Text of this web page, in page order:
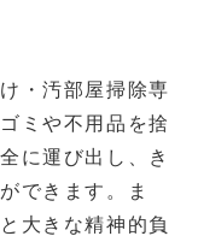
・汚部屋掃除専
ミや不用品を捨
に運び出し、き
できます。ま
大きな精神的負